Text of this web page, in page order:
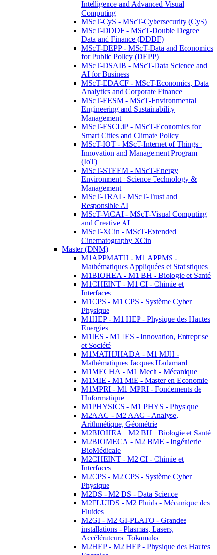
Intelligence and Advanced Visual
Computing
MScT-CyS - MScT-Cybersecurity (CyS)
MScT-DDDF - MScT-Double Degree
Data and Finance (DDDF)
MScT-DEPP - MScT-Data and Economics
for Public Policy (DEPP)
MScT-DSAIB - MScT-Data Science and
AI for Business
MScT-EDACF - MScT-Economics, Data
Analytics and Corporate Finance
MScT-EESM - MScT-Environmental
Engineering and Sustainability
Management
MScT-ESCLiP - MScT-Economics for
Smart Cities and Climate Policy
MScT-IOT - MScT-Internet of Things :
Innovation and Management Program
(IoT)
MScT-STEEM - MScT-Energy
Environment : Science Technology &
Management
MScT-TRAI - MScT-Trust and
Responsible AI
MScT-ViCAI - MScT-Visual Computing
and Creative AI
MScT-XCin - MScT-Extended
Cinematography XCin
Master (DNM)
M1APPMATH - M1 APPMS -
Mathématiques Appliquées et Statistiques
M1BIOHEA - M1 BH - Biologie et Santé
M1CHEINT - M1 CI - Chimie et
Interfaces
M1CPS - M1 CPS - Système Cyber
Physique
M1HEP - M1 HEP - Physique des Hautes
Energies
M1IES - M1 IES - Innovation, Entreprise
et Société
M1MATHJHADA - M1 MJH -
Mathématiques Jacques Hadamard
M1MECHA - M1 Mech - Mécanique
M1MIE - M1 MiE - Master en Economie
M1MPRI - M1 MPRI - Fondements de
l'Informatique
M1PHYSICS - M1 PHYS - Physique
M2AAG - M2 AAG - Analyse,
Arithmétique, Géométrie
M2BIOHEA - M2 BH - Biologie et Santé
M2BIOMECA - M2 BME - Ingénierie
BioMédicale
M2CHEINT - M2 CI - Chimie et
Interfaces
M2CPS - M2 CPS - Système Cyber
Physique
M2DS - M2 DS - Data Science
M2FLUIDS - M2 Fluids - Mécanique des
Fluides
M2GI - M2 GI-PLATO - Grandes
installations - Plasmas, Lasers,
Accélérateurs, Tokamaks
M2HEP - M2 HEP - Physique des Hautes